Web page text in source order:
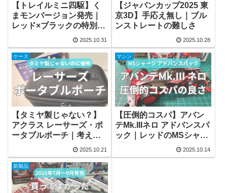
【トレイルミニ四駆】く
まモンバージョン発売｜
レッド×ブラックの特別仕
2025.10.31
【ジャパンカップ2025 東
京3D】手応え無し｜ブル
ンストレートの難しさ
2025.10.28
ケース
【タミヤ製じゃない？】
アクラス レーサーズ・ポ
ータブルポーチ｜考えら
2025.10.21
マシン
【圧倒的コスパ】アバン
テMk.IIIネロ アドバンスパ
ック｜レッドのMSシャー
2025.10.14
新製品